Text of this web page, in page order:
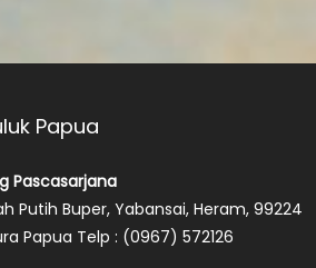
Papua
Pascasarjana
Putih Buper, Yabansai, Heram, 99224
Papua Telp : (0967) 572126